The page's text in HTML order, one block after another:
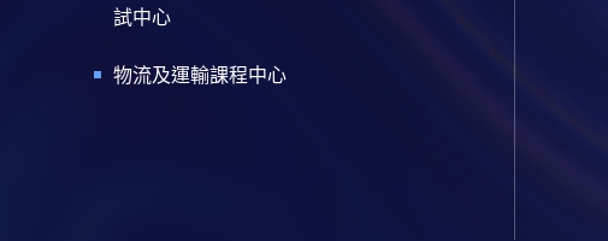
試中心
物流及運輸課程中心